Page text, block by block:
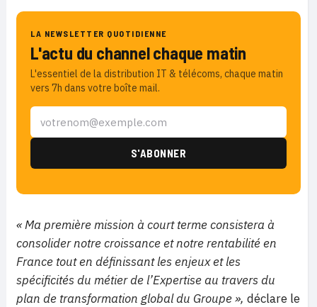
LA NEWSLETTER QUOTIDIENNE
L'actu du channel chaque matin
L'essentiel de la distribution IT & télécoms, chaque matin
vers 7h dans votre boîte mail.
« Ma première mission à court terme consistera à
consolider notre croissance et notre rentabilité en
France tout en définissant les enjeux et les
spécificités du métier de l’Expertise au travers du
plan de transformation global du Groupe », déclare le